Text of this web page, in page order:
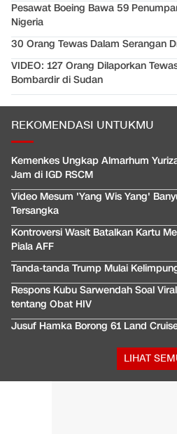
Pesawat Boeing Bawa 59
Nigeria
30 Orang Tewas Dalam Serangan
VIDEO: 127 Orang Dilaporkan
Bombardir di Sudan
REKOMENDASI UNTUKMU
Kemenkes Ungkap Almarhum
Jam di IGD RSCM
Video Mesum 'Yang Wis Yang'
Tersangka
Kontroversi Wasit Batalkan Kartu
Piala AFF
Tanda-tanda Trump Mulai
Respons Kubu Sarwendah Soal
tentang Obat HIV
Jusuf Hamka Borong 61 Land
LIHAT